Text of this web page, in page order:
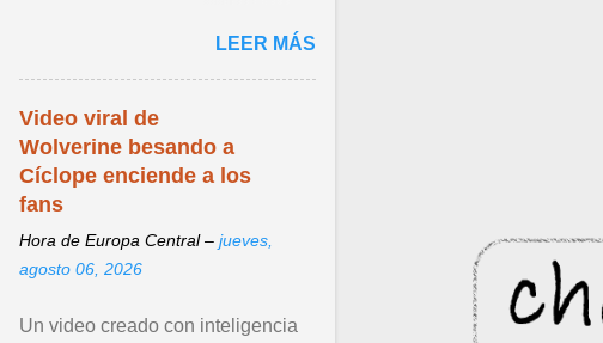
sucedido. Ver articulo ...LEER MÁS
Video viral de
Wolverine besando a
Cíclope enciende a los
fans
Hora de Europa Central – jueves,
agosto 06, 2026
Un video creado con inteligencia